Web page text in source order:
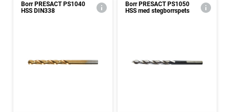
Borr PRESACT PS1040
HSS DIN338
Borr PRESACT PS1050
HSS med stegborrspets